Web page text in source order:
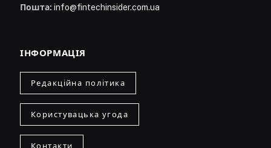
Пошта: info@fintechinsider.com.ua
ІНФОРМАЦІЯ
Редакційна політика
Користувацька угода
Контакти